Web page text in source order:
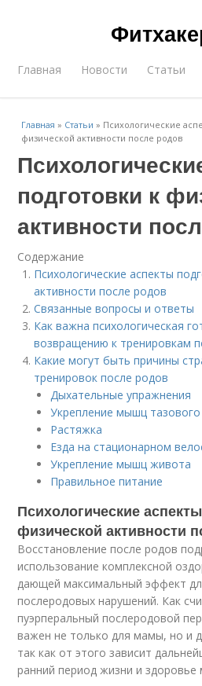
Главная Новости Статьи
Главная » Статьи » Психологические
физической активности после родов
подготовки к
активности
Содержание
Психологические аспекты
активности после родов
Связанные вопросы и ответы
Как важна психологическая
возвращению к тренировкам
Какие могут быть причины
тренировок после родов
Дыхательные упражнения
Укрепление мышц тазового
Растяжка
Езда на стационарном
Укрепление мышц живота
Правильное питание
Психологические
физической активности
Восстановление после родов
использование комплексной
дающей максимальный эффект
послеродовых нарушений. Как
пуэрперальный послеродовой
важен не только для мамы, но и
так как от этого зависит
ранний период жизни и здоровье